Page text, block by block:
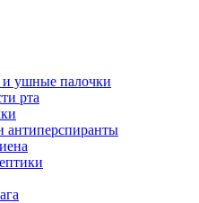
ушные палочки
рта
антиперспиранты